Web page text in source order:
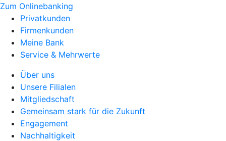
Zum Onlinebanking
Privatkunden
Firmenkunden
Meine Bank
Service & Mehrwerte
Über uns
Unsere Filialen
Mitgliedschaft
Gemeinsam stark für die Zukunft
Engagement
Nachhaltigkeit